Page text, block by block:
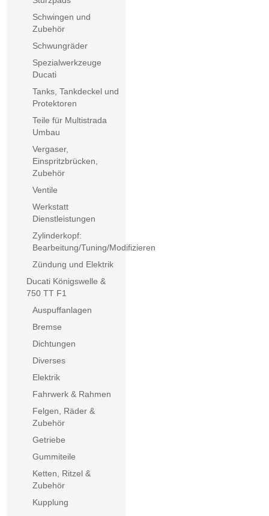
Schwingen und
Zubehör
Schwungräder
Spezialwerkzeuge
Ducati
Tanks, Tankdeckel und
Protektoren
Teile für Multistrada
Umbau
Vergaser,
Einspritzbrücken,
Zubehör
Ventile
Werkstatt
Dienstleistungen
Zylinderkopf:
Bearbeitung/Tuning/Modifizieren
Zündung und Elektrik
Ducati Königswelle &
750 TT F1
Auspuffanlagen
Bremse
Dichtungen
Diverses
Elektrik
Fahrwerk & Rahmen
Felgen, Räder &
Zubehör
Getriebe
Gummiteile
Ketten, Ritzel &
Zubehör
Kupplung